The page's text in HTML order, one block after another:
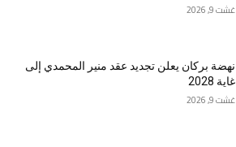
غشت 9, 2026
نهضة بركان يعلن تجديد عقد منير المحمدي إلى
غاية 2028
غشت 9, 2026